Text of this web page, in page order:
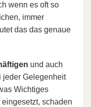
wenn es oft so
immer
das das genaue
und auch
jeder Gelegenheit
Wichtiges
schaden